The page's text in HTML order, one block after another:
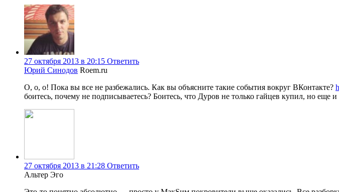
27 октября 2013 в 20:15 Ответить
Юрий Синодов Roem.ru
О, о, о! Пока вы все не разбежались. Как вы объясните такие события вокруг ВКонтакте?
боитесь, почему не подписываетесь? Боитесь, что Дуров не только гайцев купил, но еще
27 октября 2013 в 21:28 Ответить
Альтер Эго